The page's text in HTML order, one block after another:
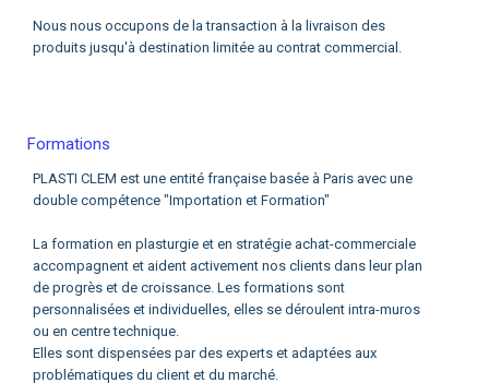
Nous nous occupons de la transaction à la livraison des
produits jusqu'à destination limitée au contrat commercial.
Formations
PLASTI CLEM est une entité française basée à Paris avec une
double compétence "Importation et Formation"
La formation en plasturgie et en stratégie achat-commerciale
accompagnent et aident activement nos clients dans leur plan
de progrès et de croissance. Les formations sont
personnalisées et individuelles, elles se déroulent intra-muros
ou en centre technique.
Elles sont dispensées par des experts et adaptées aux
problématiques du client et du marché.